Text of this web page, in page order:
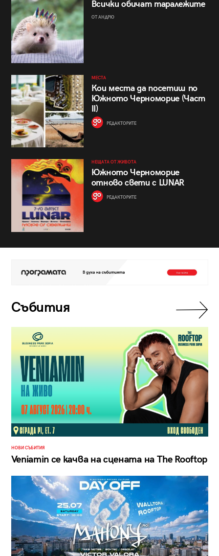
Всички обичат таралежите
ОТ АНДРЮ
МЕСТА
Кои места да посетиш по
Южното Черноморие (Част
II)
РЕДАКТОРИТЕ
НЕЩАТА ОТ ЖИВОТА
Южното Черноморие
отново свети с LUNAR
РЕДАКТОРИТЕ
Събития
НОВИ СЪБИТИЯ
Veniamin се качва на сцената на The Rooftop